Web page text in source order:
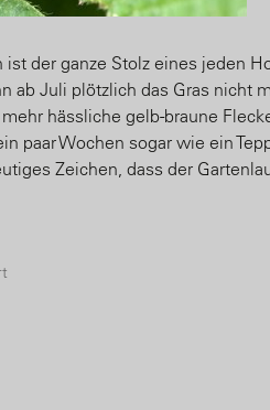
der ganze Stolz eines jeden
ab Juli plötzlich das Gras nicht
hässliche gelb-braune
paar Wochen sogar wie ein
Zeichen, dass der